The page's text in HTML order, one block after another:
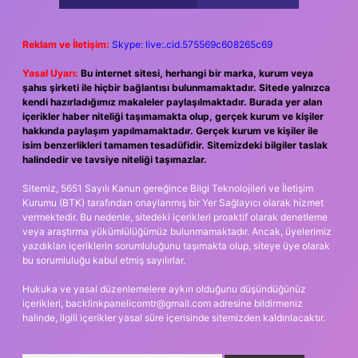
Reklam ve İletişim: Skype: live:.cid.575569c608265c69
Yasal Uyarı: Bu internet sitesi, herhangi bir marka, kurum veya
şahıs şirketi ile hiçbir bağlantısı bulunmamaktadır. Sitede yalnızca
kendi hazırladığımız makaleler paylaşılmaktadır. Burada yer alan
içerikler haber niteliği taşımamakta olup, gerçek kurum ve kişiler
hakkında paylaşım yapılmamaktadır. Gerçek kurum ve kişiler ile
isim benzerlikleri tamamen tesadüfidir. Sitemizdeki bilgiler taslak
halindedir ve tavsiye niteliği taşımazlar.
Sitemiz, 5651 Sayılı Kanun gereğince Bilgi Teknolojileri ve İletişim
Kurumu (BTK) tarafından onaylanmış bir Yer Sağlayıcı olarak hizmet
vermektedir. Bu nedenle, sitedeki içerikleri proaktif olarak denetleme
veya araştırma yükümlülüğümüz bulunmamaktadır. Ancak, üyelerimiz
yazdıkları içeriklerin sorumluluğunu taşımakta olup, siteye üye olarak
bu sorumluluğu kabul etmiş sayılırlar.
Hukuka ve yasal düzenlemelere aykırı olduğunu düşündüğünüz
içerikleri, backlinkpanelicomtr@gmail.com adresine bildirmeniz
halinde, ilgili içerikler yasal süre içerisinde sitemizden kaldırılacaktır.